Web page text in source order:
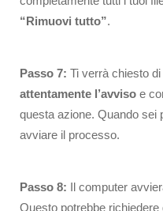
“Rimuovi tutto”.
Passo 7: Ti verrà chiesto
attentamente l’avviso e
questa azione. Quando sei
avviare il processo.
Passo 8: Il computer
Questo potrebbe richiedere